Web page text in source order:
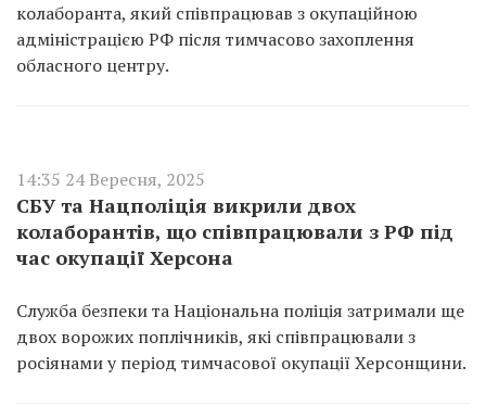
колаборанта, який співпрацював з окупаційною
адміністрацією РФ після тимчасово захоплення
обласного центру.
14:35 24 Вересня, 2025
СБУ та Нацполіція викрили двох
колаборантів, що співпрацювали з РФ під
час окупації Херсона
Служба безпеки та Національна поліція затримали ще
двох ворожих поплічників, які співпрацювали з
росіянами у період тимчасової окупації Херсонщини.